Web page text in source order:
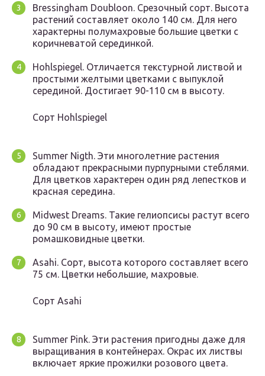
Bressingham Doubloon. Срезочный сорт. Высота
растений составляет около 140 см. Для него
характерны полумахровые большие цветки с
коричневатой серединкой.
Hohlspiegel. Отличается текстурной листвой и
простыми желтыми цветками с выпуклой
серединой. Достигает 90-110 см в высоту.
Сорт Hohlspiegel
Summer Nigth. Эти многолетние растения
обладают прекрасными пурпурными стеблями.
Для цветков характерен один ряд лепестков и
красная середина.
Midwest Dreams. Такие гелиопсисы растут всего
до 90 см в высоту, имеют простые
ромашковидные цветки.
Asahi. Сорт, высота которого составляет всего
75 см. Цветки небольшие, махровые.
Сорт Asahi
Summer Pink. Эти растения пригодны даже для
выращивания в контейнерах. Окрас их листвы
включает яркие прожилки розового цвета.